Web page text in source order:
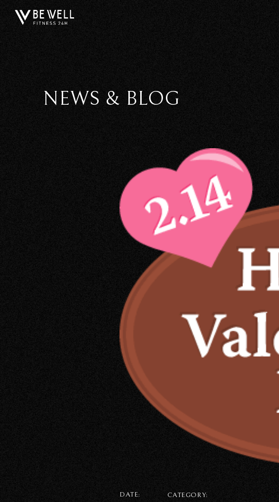
NEWS & BLOG
DATE:
CATEGORY: